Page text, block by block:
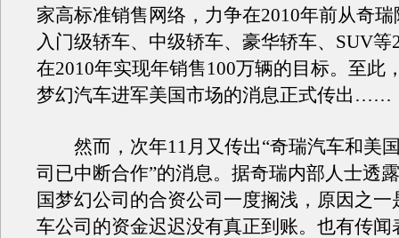
家高标准销售网络，力争在2010年前从奇
入门级轿车、中级轿车、豪华轿车、SUV等
在2010年实现年销售100万辆的目标。至此
梦幻汽车进军美国市场的消息正式传出……
然而，次年11月又传出“奇瑞汽车和美
司已中断合作”的消息。据奇瑞内部人士透
国梦幻公司的合资公司一度搁浅，原因之一
车公司的资金迟迟没有真正到账。也有传闻